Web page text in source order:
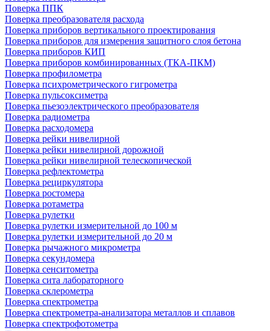
Поверка ППК
Поверка преобразователя расхода
Поверка приборов вертикального проектирования
Поверка приборов для измерения защитного слоя бетона
Поверка приборов КИП
Поверка приборов комбинированных (ТКА-ПКМ)
Поверка профилометра
Поверка психрометрического гигрометра
Поверка пульсоксиметра
Поверка пьезоэлектрического преобразователя
Поверка радиометра
Поверка расходомера
Поверка рейки нивелирной
Поверка рейки нивелирной дорожной
Поверка рейки нивелирной телескопической
Поверка рефлектометра
Поверка рециркулятора
Поверка ростомера
Поверка ротаметра
Поверка рулетки
Поверка рулетки измерительной до 100 м
Поверка рулетки измерительной до 20 м
Поверка рычажного микрометра
Поверка секундомера
Поверка сенситометра
Поверка сита лабораторного
Поверка склерометра
Поверка спектрометра
Поверка спектрометра-анализатора металлов и сплавов
Поверка спектрофотометра